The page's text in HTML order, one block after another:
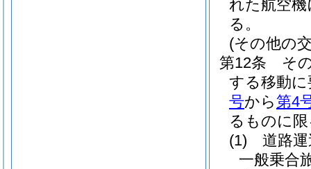
れた航空
る。
(その他の
第12条
そ
する移動
号から第4
るものに
(1)
道路
一般乗合